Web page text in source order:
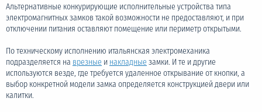
Альтернативные конкурирующие исполнительные устройства типа
электромагнитных замков такой возможности не предоставляют, и при
отключении питания оставляют помещение или периметр открытыми.
По техническому исполнению итальянская электромеханика
подразделяется на врезные и накладные замки. И те и другие
используются везде, где требуется удаленное открывание от кнопки, а
выбор конкретной модели замка определяется конструкцией двери или
калитки.